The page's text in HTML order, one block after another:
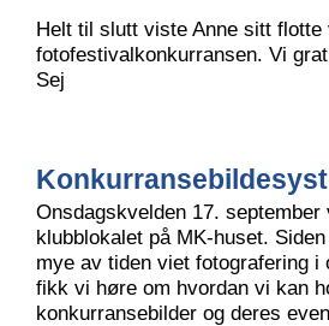
Helt til slutt viste Anne sitt flotte
fotofestivalkonkurransen. Vi
Sej
Onsdagskvelden 17.
klubblokalet på MK-huset.
mye av tiden viet fotografering
fikk vi høre om hvordan vi kan
konkurransebilder og deres